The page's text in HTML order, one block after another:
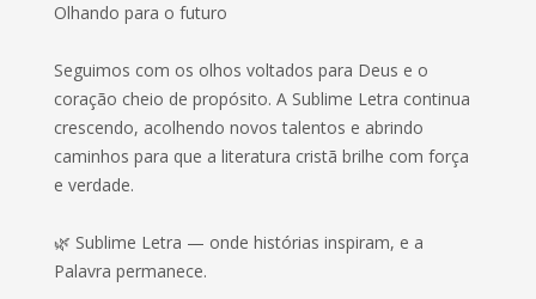
Olhando para o futuro
Seguimos com os olhos voltados para Deus e o
coração cheio de propósito. A Sublime Letra continua
crescendo, acolhendo novos talentos e abrindo
caminhos para que a literatura cristã brilhe com força
e verdade.
🌿 Sublime Letra — onde histórias inspiram, e a
Palavra permanece.